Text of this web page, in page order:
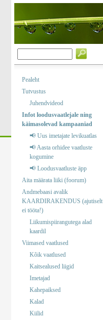
Pealeht
Tutvustus
Juhendvideod
Infot loodusvaatlejale ning
käimasolevad kampaaniad
📢 Uus imetajate levikuatlas
📢 Aasta orhidee vaatluste
kogumine
📢 Loodusvaatluste äpp
Aita määrata liiki (foorum)
Andmebaasi avalik
KAARDIRAKENDUS (ajutiselt
ei tööta!)
Liikumispiirangutega alad
kaardil
Viimased vaatlused
Kõik vaatlused
Kaitsealused liigid
Imetajad
Kahepaiksed
Kalad
Kiilid